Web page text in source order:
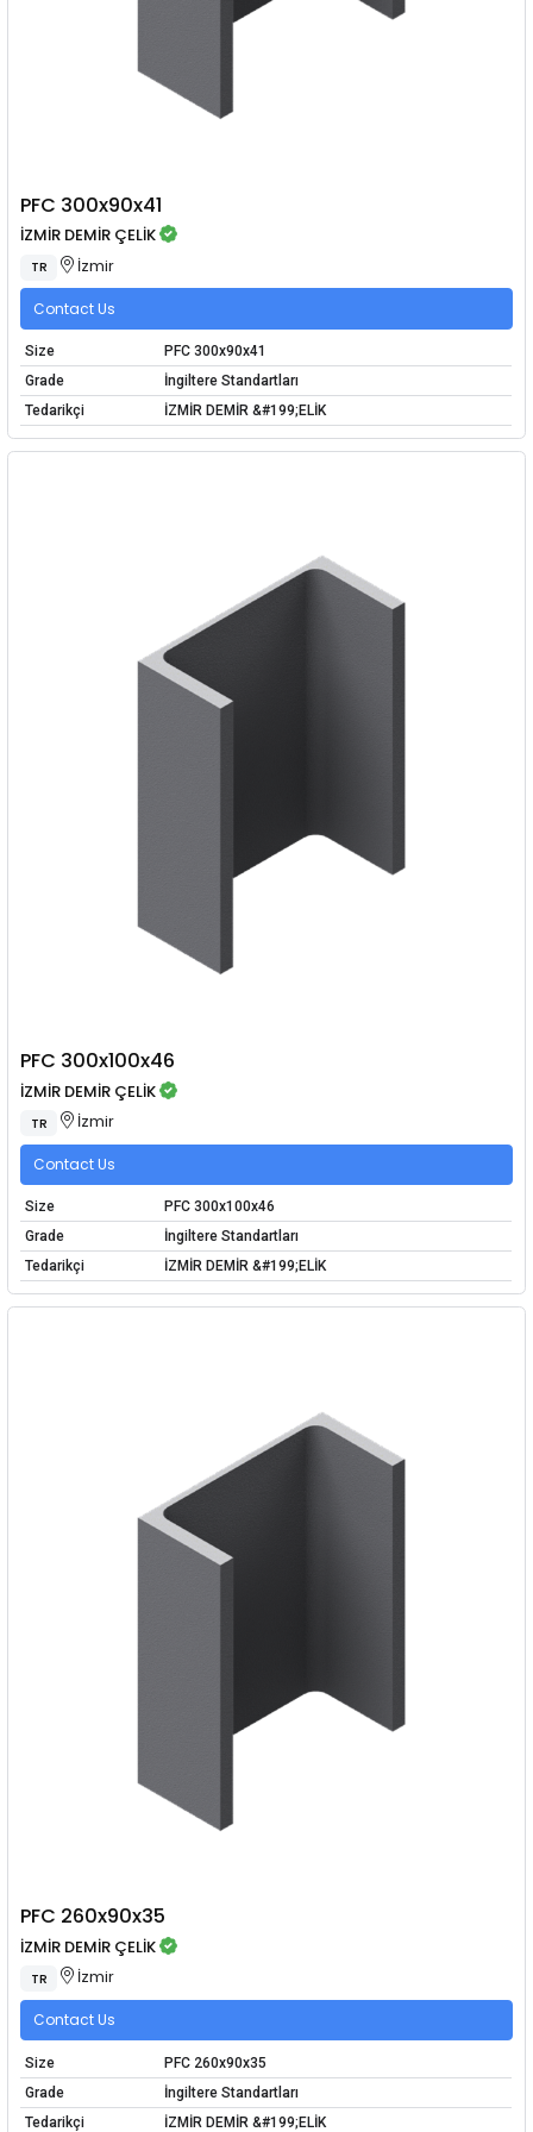
PFC 300x90x41
İZMİR DEMİR ÇELİK
TR İzmir
Contact Us
Size
PFC 300x90x41
Grade
İngiltere Standartları
Tedarikçi
İZMİR DEMİR &#199;ELİK
PFC 300x100x46
İZMİR DEMİR ÇELİK
TR İzmir
Contact Us
Size
PFC 300x100x46
Grade
İngiltere Standartları
Tedarikçi
İZMİR DEMİR &#199;ELİK
PFC 260x90x35
İZMİR DEMİR ÇELİK
TR İzmir
Contact Us
Size
PFC 260x90x35
Grade
İngiltere Standartları
Tedarikçi
İZMİR DEMİR &#199;ELİK